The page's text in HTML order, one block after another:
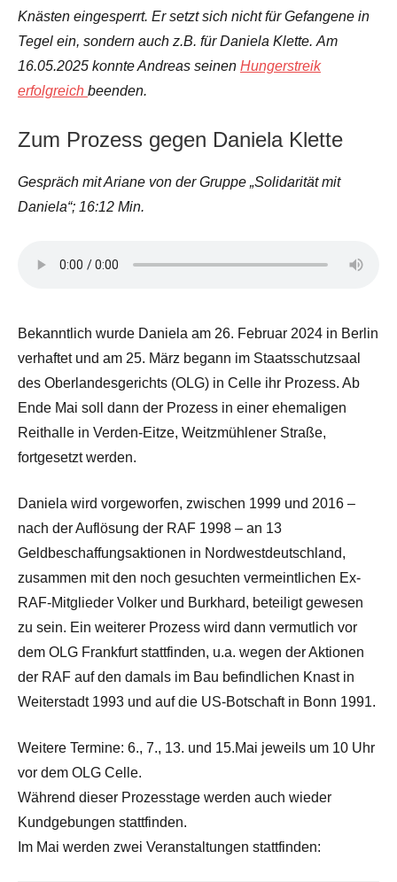
Knästen eingesperrt. Er setzt sich nicht für Gefangene in
Tegel ein, sondern auch z.B. für Daniela Klette. Am
16.05.2025 konnte Andreas seinen Hungerstreik
erfolgreich beenden.
Zum Prozess gegen Daniela Klette
Gespräch mit Ariane von der Gruppe „Solidarität mit
Daniela“; 16:12 Min.
Bekanntlich wurde Daniela am 26. Februar 2024 in Berlin
verhaftet und am 25. März begann im Staatsschutzsaal
des Oberlandesgerichts (OLG) in Celle ihr Prozess. Ab
Ende Mai soll dann der Prozess in einer ehemaligen
Reithalle in Verden-Eitze, Weitzmühlener Straße,
fortgesetzt werden.
Daniela wird vorgeworfen, zwischen 1999 und 2016 –
nach der Auflösung der RAF 1998 – an 13
Geldbeschaffungsaktionen in Nordwestdeutschland,
zusammen mit den noch gesuchten vermeintlichen Ex-
RAF-Mitglieder Volker und Burkhard, beteiligt gewesen
zu sein. Ein weiterer Prozess wird dann vermutlich vor
dem OLG Frankfurt stattfinden, u.a. wegen der Aktionen
der RAF auf den damals im Bau befindlichen Knast in
Weiterstadt 1993 und auf die US-Botschaft in Bonn 1991.
Weitere Termine: 6., 7., 13. und 15.Mai jeweils um 10 Uhr
vor dem OLG Celle.
Während dieser Prozesstage werden auch wieder
Kundgebungen stattfinden.
Im Mai werden zwei Veranstaltungen stattfinden: